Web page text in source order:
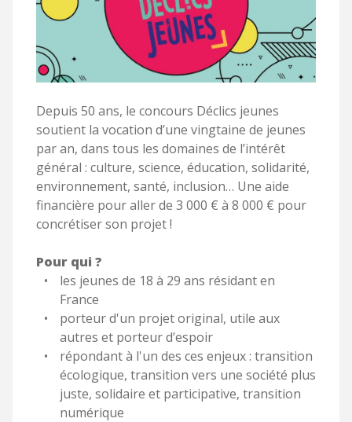
Depuis 50 ans, le concours Déclics jeunes
soutient la vocation d’une vingtaine de jeunes
par an, dans tous les domaines de l’intérêt
général : culture, science, éducation, solidarité,
environnement, santé, inclusion… Une aide
financière pour aller de 3 000 € à 8 000 € pour
concrétiser son projet !
Pour qui ?
les jeunes de 18 à 29 ans résidant en
France
porteur d'un projet original, utile aux
autres et porteur d’espoir
répondant à l'un des ces enjeux : transition
écologique, transition vers une société plus
juste, solidaire et participative, transition
numérique